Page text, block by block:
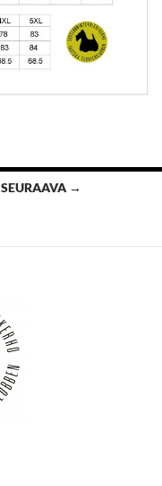
SEURAAVA →